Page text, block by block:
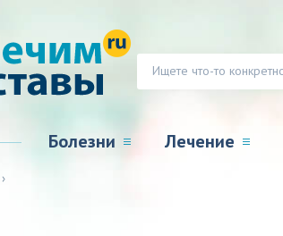
Болезни Лечение
›